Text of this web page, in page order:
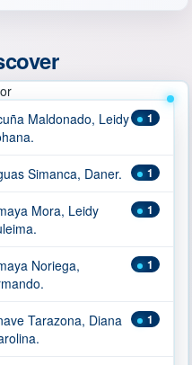
1
Maldonado, Leidy
1
Simanca, Daner.
1
Mora, Leidy
1
Noriega,
1
Tarazona, Diana